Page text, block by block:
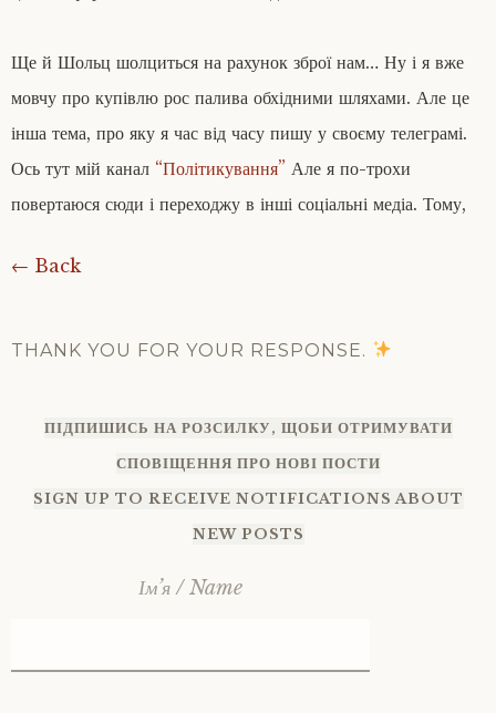
Ще й Шольц шолциться на рахунок зброї нам… Ну і я вже
мовчу про купівлю рос палива обхідними шляхами. Але це
інша тема, про яку я час від часу пишу у своєму телеграмі.
Ось тут мій канал “Політикування” Але я по-трохи
повертаюся сюди і переходжу в інші соціальні медіа. Тому,
← Back
THANK YOU FOR YOUR RESPONSE.
ПІДПИШИСЬ НА РОЗСИЛКУ, ЩОБИ ОТРИМУВАТИ
СПОВІЩЕННЯ ПРО НОВІ ПОСТИ
SIGN UP TO RECEIVE NOTIFICATIONS ABOUT
NEW POSTS
Ім’я / Name